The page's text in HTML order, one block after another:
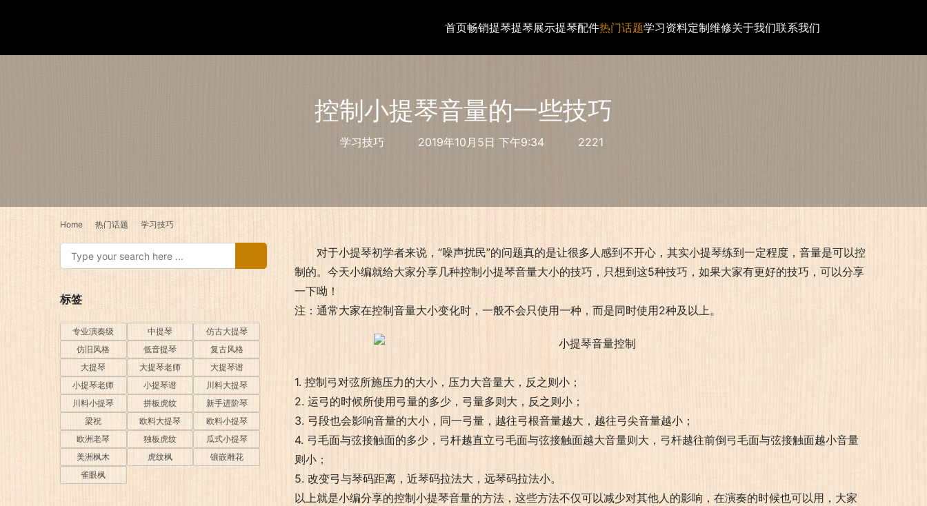
首页畅销提琴提琴展示提琴配件热门话题学习资料定制维修关于我们联系我们
控制小提琴音量的一些技巧
学习技巧 2019年10月5日 下午9:34 2221
Home 热门话题 学习技巧
对于小提琴初学者来说，“噪声扰民”的问题真的是让很多人感到不开心，其实小提琴练到一定程度，音量是可以控
制的。今天小编就给大家分享几种控制小提琴音量大小的技巧，只想到这5种技巧，如果大家有更好的技巧，可以分享
一下呦！
注：通常大家在控制音量大小变化时，一般不会只使用一种，而是同时使用2种及以上。
1. 控制弓对弦所施压力的大小，压力大音量大，反之则小；
2. 运弓的时候所使用弓量的多少，弓量多则大，反之则小；
3. 弓段也会影响音量的大小，同一弓量，越往弓根音量越大，越往弓尖音量越小；
4. 弓毛面与弦接触面的多少，弓杆越直立弓毛面与弦接触面越大音量则大，弓杆越往前倒弓毛面与弦接触面越小音量
则小；
5. 改变弓与琴码距离，近琴码拉法大，远琴码拉法小。
以上就是小编分享的控制小提琴音量的方法，这些方法不仅可以减少对其他人的影响，在演奏的时候也可以用，大家
标签
专业演奏级 中提琴
仿古大提琴
仿旧风格
低音提琴
复古风格
大提琴
大提琴老师
大提琴谱
小提琴老师
小提琴谱
川料大提琴
川料小提琴
拼板虎纹
新手进阶琴
梁祝
欧料大提琴
欧料小提琴
欧洲老琴
独板虎纹
瓜式小提琴
美洲枫木
虎纹枫
镶嵌雕花
雀眼枫